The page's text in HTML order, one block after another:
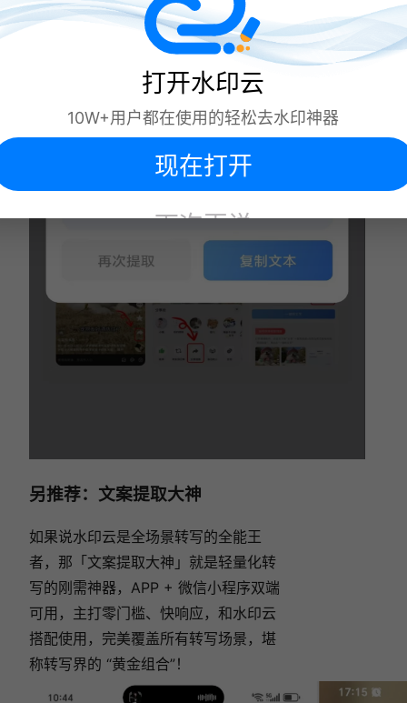
另推荐：文案提取大神
如果说水印云是全场景转写的全能王
者，那「文案提取大神」就是轻量化转
写的刚需神器，APP + 微信小程序双端
可用，主打零门槛、快响应，和水印云
搭配使用，完美覆盖所有转写场景，堪
称转写界的 “黄金组合”！
打开水印云
10W+用户都在使用的轻松去水印神器
现在打开
下次再说